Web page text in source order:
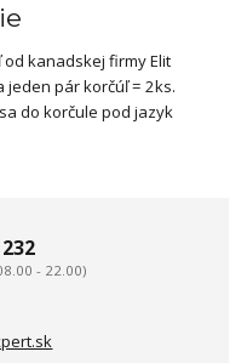
od kanadskej firmy Elit
jeden pár korčúľ = 2ks.
do korčule pod jazyk
- 22.00)